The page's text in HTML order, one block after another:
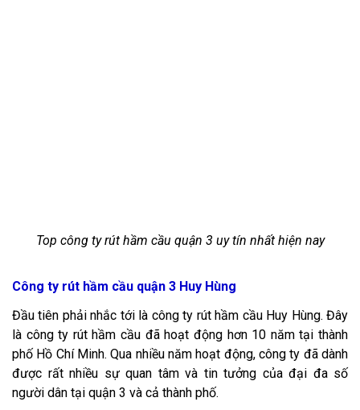
Top công ty rút hầm cầu quận 3 uy tín nhất hiện nay
Công ty rút hầm cầu quận 3 Huy Hùng
Đầu tiên phải nhắc tới là công ty rút hầm cầu Huy Hùng. Đây
là công ty rút hầm cầu đã hoạt động hơn 10 năm tại thành
phố Hồ Chí Minh. Qua nhiều năm hoạt động, công ty đã dành
được rất nhiều sự quan tâm và tin tưởng của đại đa số
người dân tại quận 3 và cả thành phố.